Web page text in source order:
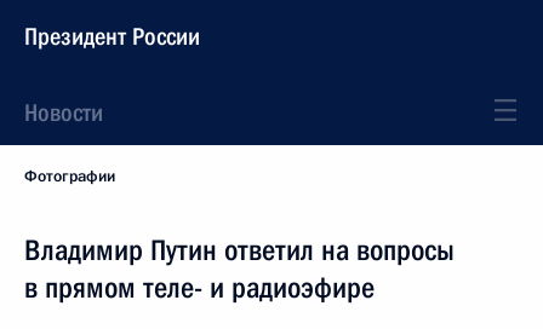
Президент России
Новости
Фотографии
Владимир Путин ответил на вопросы
в прямом теле- и радиоэфире